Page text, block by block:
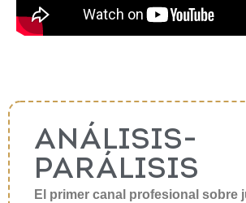
ANÁLISIS-
PARÁLISIS
El primer canal profesional sobre